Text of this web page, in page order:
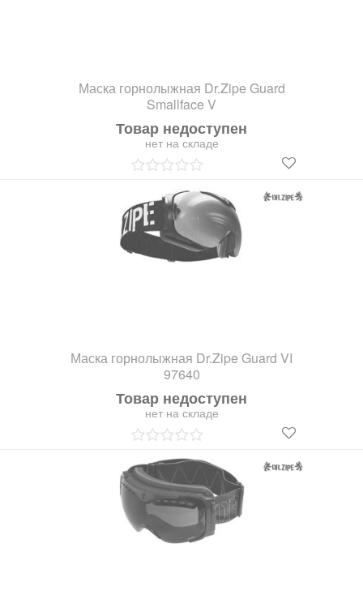
Маска горнолыжная Dr.Zipe Guard
Smallface V
Товар недоступен
нет на складе
Маска горнолыжная Dr.Zipe Guard VI
97640
Товар недоступен
нет на складе